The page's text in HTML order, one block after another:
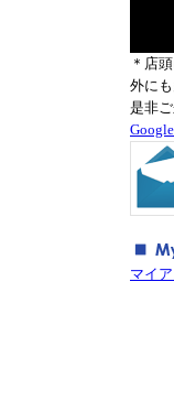
＊店
外に
是非ご
マイ